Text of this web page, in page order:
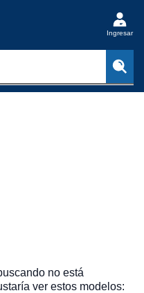
Ingresar
no está
ver estos modelos: